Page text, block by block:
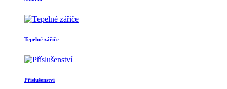
Tepelné zářiče
Příslušenství